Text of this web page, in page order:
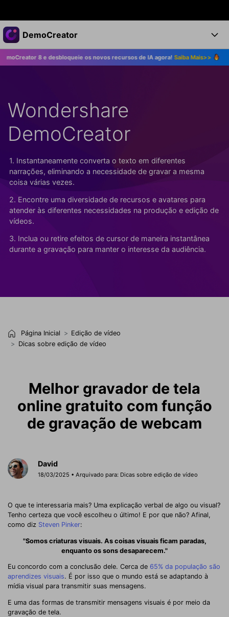
Produtos em destaque
Criatividade digital com IA generativa
Utilitários
Negócios
Sala de imprensa
Loja
Suporte
DemoCreator
Produtos
Recursos
Todos os recursos >
Recursos de IA
Dicas de IA
Todos os recursos de IA >
Soluções
DemoCreator para
Blog
Mais Soluções >
Central de Ajuda
Começe a Usar
Suporte
TESTE GRÁTIS COMPRE AGORA
Entrar
e desbloqueie os novos recursos de IA agora!Saiba Mais>> Atualize
Wondershare
DemoCreator
1. Instantaneamente converta o texto em diferentes
narrações, eliminando a necessidade de gravar a mesma
coisa várias vezes.
2. Encontre uma diversidade de recursos e avatares para
atender às diferentes necessidades na produção e edição de
vídeos.
3. Inclua ou retire efeitos de cursor de maneira instantânea
durante a gravação para manter o interesse da audiência.
Página Inicial
Edição de vídeo
Dicas sobre edição de vídeo
Melhor gravador de tela
online gratuito com função
de gravação de webcam
David
18/03/2025 • Arquivado para: Dicas sobre edição de vídeo
O que te interessaria mais? Uma explicação verbal de algo ou visual?
Tenho certeza que você escolheu o último! E por que não? Afinal,
como diz Steven Pinker:
"Somos criaturas visuais. As coisas visuais ficam paradas,
enquanto os sons desaparecem."
Eu concordo com a conclusão dele. Cerca de 65% da população são
aprendizes visuais. É por isso que o mundo está se adaptando à
mídia visual para transmitir suas mensagens.
E uma das formas de transmitir mensagens visuais é por meio da
gravação de tela.